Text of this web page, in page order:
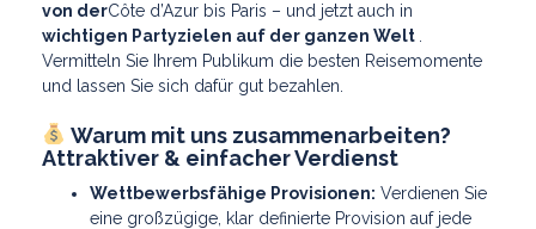
von derCôte d’Azur bis Paris – und jetzt auch in
wichtigen Partyzielen auf der ganzen Welt .
Vermitteln Sie Ihrem Publikum die besten Reisemomente
und lassen Sie sich dafür gut bezahlen.
Warum mit uns zusammenarbeiten?
Attraktiver & einfacher Verdienst
Wettbewerbsfähige Provisionen: Verdienen Sie
eine großzügige, klar definierte Provision auf jede